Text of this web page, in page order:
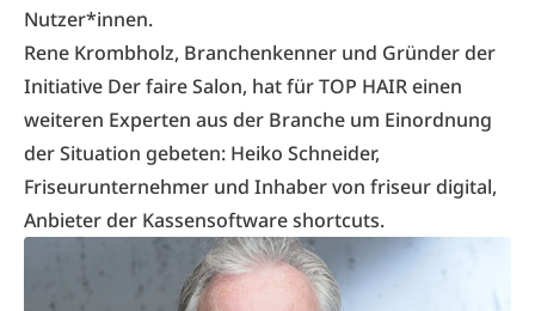
Nutzer*innen.
Rene Krombholz, Branchenkenner und Gründer der
Initiative Der faire Salon, hat für TOP HAIR einen
weiteren Experten aus der Branche um Einordnung
der Situation gebeten: Heiko Schneider,
Friseurunternehmer und Inhaber von friseur digital,
Anbieter der Kassensoftware shortcuts.